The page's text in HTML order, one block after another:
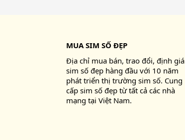
MUA SIM SỐ ĐẸP
Địa chỉ mua bán, trao đổi, định giá
sim số đẹp hàng đầu với 10 năm
phát triển thị trường sim số. Cung
cấp sim số đẹp từ tất cả các nhà
mạng tại Việt Nam.